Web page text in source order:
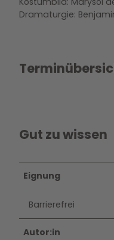
Dramaturgie:
Gut zu wissen
Eignung
Barrierefrei
Autor:in